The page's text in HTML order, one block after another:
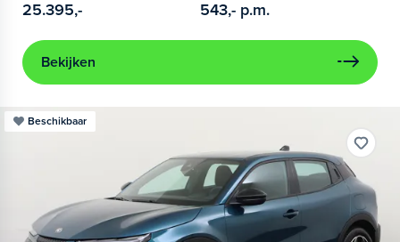
25.395,- 543,- p.m.
Bekijken
Beschikbaar